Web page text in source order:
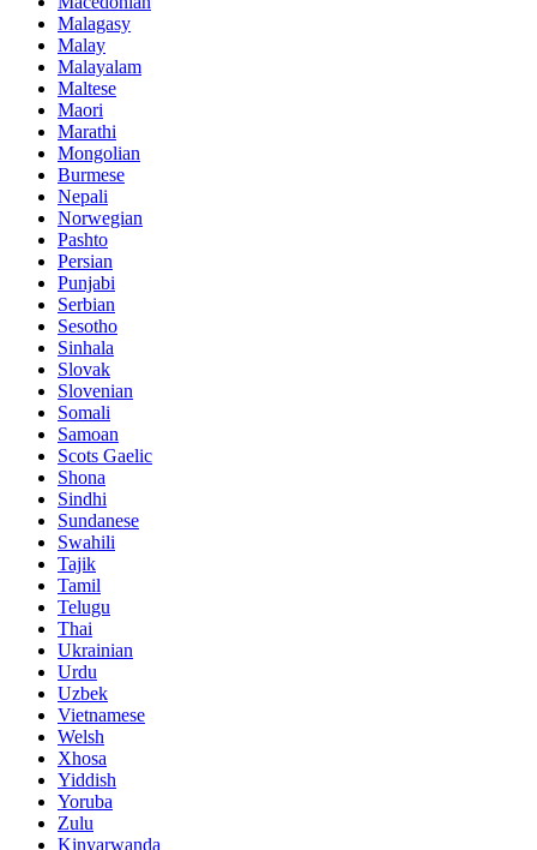
Malagasy
Malay
Malayalam
Maltese
Maori
Marathi
Mongolian
Burmese
Nepali
Norwegian
Pashto
Persian
Punjabi
Serbian
Sesotho
Sinhala
Slovak
Slovenian
Somali
Samoan
Scots Gaelic
Shona
Sindhi
Sundanese
Swahili
Tajik
Tamil
Telugu
Thai
Ukrainian
Urdu
Uzbek
Vietnamese
Welsh
Xhosa
Yiddish
Yoruba
Zulu
Kinyarwanda